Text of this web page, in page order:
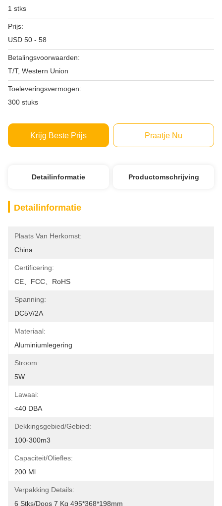
1 stks
Prijs:
USD 50 - 58
Betalingsvoorwaarden:
T/T, Western Union
Toeleveringsvermogen:
300 stuks
Krijg Beste Prijs Praatje Nu
Detailinformatie Productomschrijving
Detailinformatie
Plaats Van Herkomst:
China
Certificering:
CE、FCC、RoHS
Spanning:
DC5V/2A
Materiaal:
Aluminiumlegering
Stroom:
5W
Lawaai:
<40 DBA
Dekkingsgebied/gebied:
100-300m3
Capaciteit/oliefles:
200 Ml
Verpakking Details:
6 Stks/doos 7 Kg 495*368*198mm